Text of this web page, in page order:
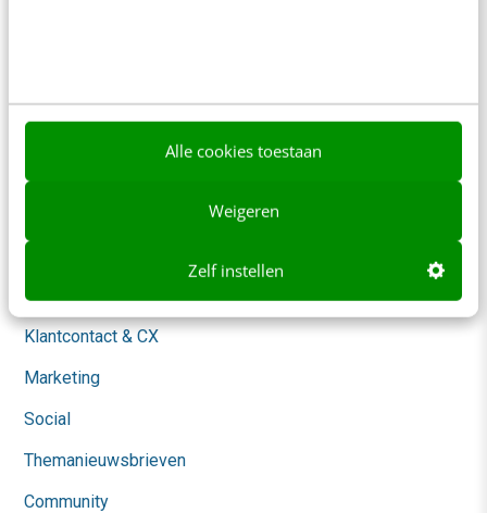
Alle cookies toestaan
Weigeren
Zelf instellen
Werken bij
Content & Communicatie
Klantcontact & CX
Marketing
Social
Themanieuwsbrieven
Community